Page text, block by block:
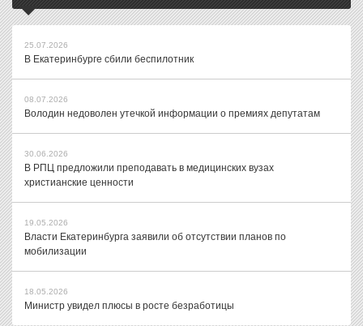
25.07.2026
В Екатеринбурге сбили беспилотник
08.07.2026
Володин недоволен утечкой информации о премиях депутатам
30.06.2026
В РПЦ предложили преподавать в медицинских вузах
христианские ценности
19.05.2026
Власти Екатеринбурга заявили об отсутствии планов по
мобилизации
18.05.2026
Министр увидел плюсы в росте безработицы